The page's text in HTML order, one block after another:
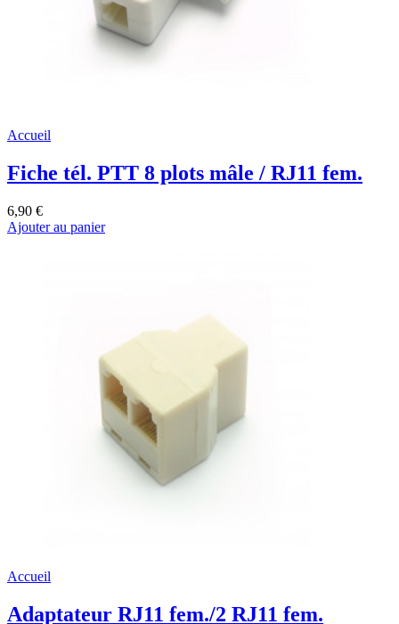
Accueil
Fiche tél. PTT 8 plots mâle / RJ11 fem.
6,90 €
Ajouter au panier
Accueil
Adaptateur RJ11 fem./2 RJ11 fem.